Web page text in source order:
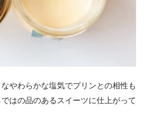
やわらかな塩気でプリンとの相性も
はの品のあるスイーツに仕上がって